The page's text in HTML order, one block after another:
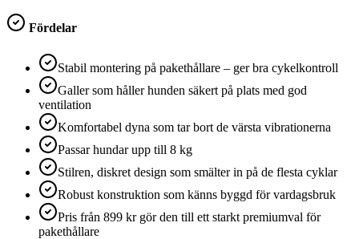
Fördelar
Stabil montering på pakethållare – ger bra cykelkontroll
Galler som håller hunden säkert på plats med god
ventilation
Komfortabel dyna som tar bort de värsta vibrationerna
Passar hundar upp till 8 kg
Stilren, diskret design som smälter in på de flesta cyklar
Robust konstruktion som känns byggd för vardagsbruk
Pris från 899 kr gör den till ett starkt premiumval för
pakethållare